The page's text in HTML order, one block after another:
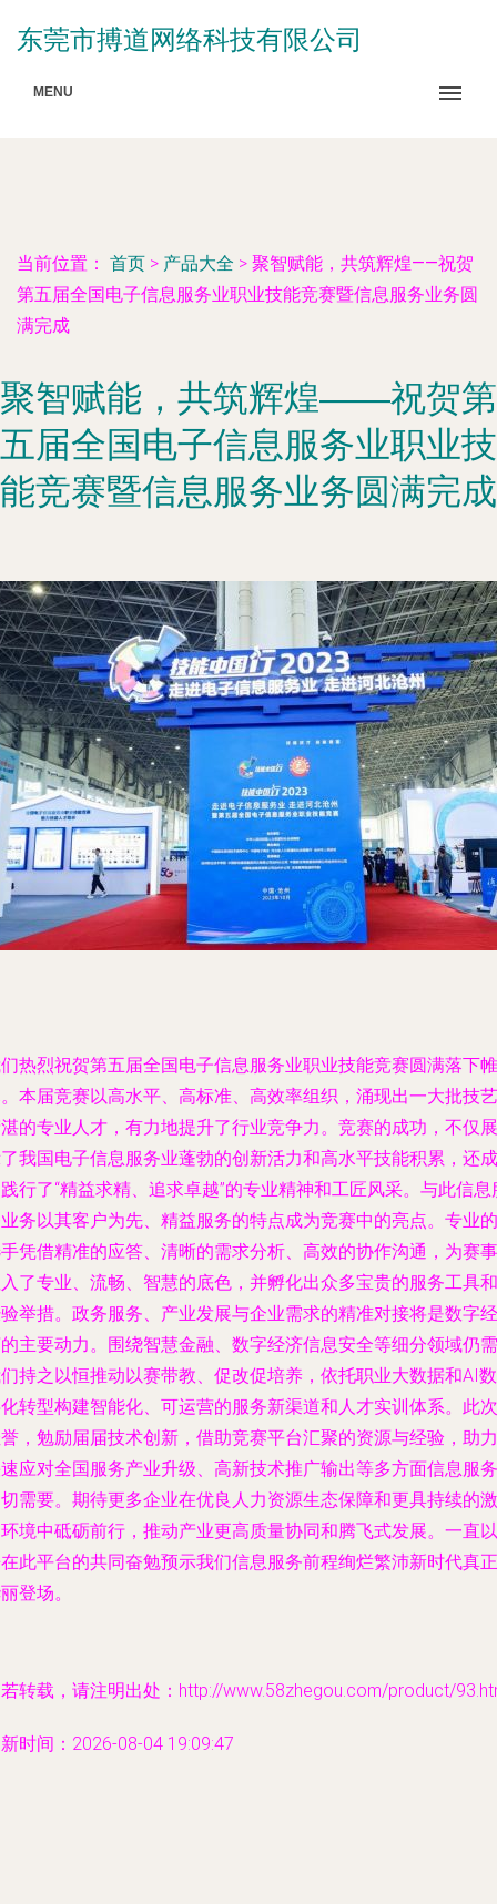
东莞市搏道网络科技有限公司
MENU
当前位置： 首页 > 产品大全 > 聚智赋能，共筑辉煌——祝贺
第五届全国电子信息服务业职业技能竞赛暨信息服务业务圆
满完成
聚智赋能，共筑辉煌——祝贺第
五届全国电子信息服务业职业技
能竞赛暨信息服务业务圆满完成
热烈祝贺第五届全国电子信息服务业职业技能竞赛圆满落下帷
本届竞赛以高水平、高标准、高效率组织，涌现出一大批技艺
的专业人才，有力地提升了行业竞争力。竞赛的成功，不仅展
我国电子信息服务业蓬勃的创新活力和高水平技能积累，还成
行了“精益求精、追求卓越”的专业精神和工匠风采。与此信息
务以其客户为先、精益服务的特点成为竞赛中的亮点。专业的
凭借精准的应答、清晰的需求分析、高效的协作沟通，为赛事
了专业、流畅、智慧的底色，并孵化出众多宝贵的服务工具和
举措。政务服务、产业发展与企业需求的精准对接将是数字经
主要动力。围绕智慧金融、数字经济信息安全等细分领域仍需
持之以恒推动以赛带教、促改促培养，依托职业大数据和AI数
转型构建智能化、可运营的服务新渠道和人才实训体系。此次
，勉励届届技术创新，借助竞赛平台汇聚的资源与经验，助力
应对全国服务产业升级、高新技术推广输出等多方面信息服务
需要。期待更多企业在优良人力资源生态保障和更具持续的激
境中砥砺前行，推动产业更高质量协同和腾飞式发展。一直以
此平台的共同奋勉预示我们信息服务前程绚烂繁沛新时代真正
登场。
转载，请注明出处：http://www.58zhegou.com/product/
时间：2026-08-04 19:09:47